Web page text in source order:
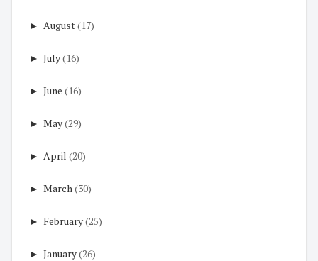
► August(17)
► July(16)
► June (16)
► May(29)
► April (20)
► March (30)
► February(25)
► January(26)